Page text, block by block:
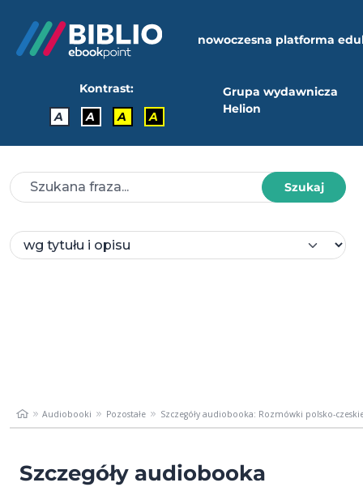
nowoczesna platforma
Kontrast:
A
A A A
Grupa wydawnicza
Helion
Szukaj
Audiobooki Pozostałe Szczegóły audiobooka: Rozmówki polsko-
Szczegóły audiobooka